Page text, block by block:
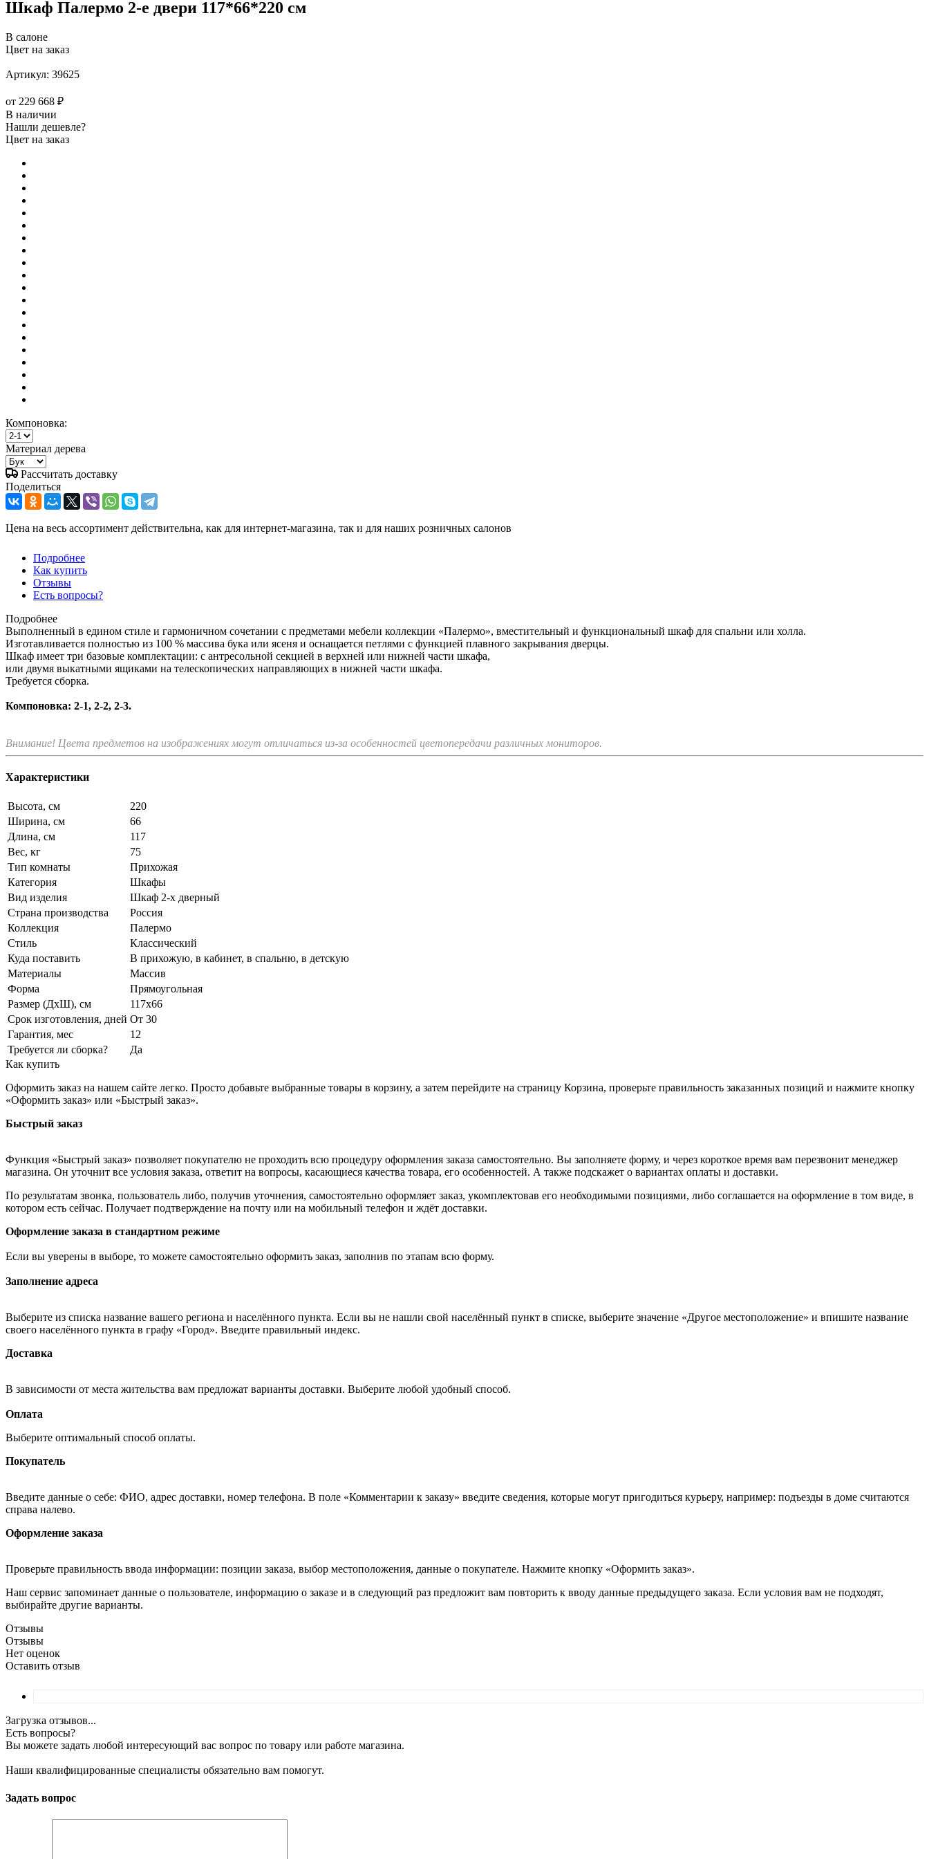
Шкаф Палермо 2-е двери 117*66*220 см
В салоне
Цвет на заказ
Артикул: 39625
от 229 668 ₽
В наличии
Нашли дешевле?
Цвет на заказ
Компоновка:
Материал дерева
Рассчитать доставку
Поделиться
Цена на весь ассортимент действительна, как для интернет-магазина, так и для наших розничных салонов
Подробнее
Как купить
Отзывы
Есть вопросы?
Подробнее
Выполненный в едином стиле и гармоничном сочетании с предметами мебели коллекции «Палермо», вместительный и функциональный шкаф для спальни или холла.
Изготавливается полностью из 100 % массива бука или ясеня и оснащается петлями с функцией плавного закрывания дверцы.
Шкаф имеет три базовые комплектации: c антресольной секцией в верхней или нижней части шкафа,
или двумя выкатными ящиками на телескопических направляющих в нижней части шкафа.
Требуется сборка.
Компоновка: 2-1, 2-2, 2-3.
Внимание! Цвета предметов на изображениях могут отличаться из-за особенностей цветопередачи различных мониторов.
Характеристики
Высота, см
220
Ширина, см
66
Длина, см
117
Вес, кг
75
Тип комнаты
Прихожая
Категория
Шкафы
Вид изделия
Шкаф 2-х дверный
Страна производства
Россия
Коллекция
Палермо
Стиль
Классический
Куда поставить
В прихожую, в кабинет, в спальню, в детскую
Материалы
Массив
Форма
Прямоугольная
Размер (ДхШ), см
117х66
Срок изготовления, дней От 30
Гарантия, мес
12
Требуется ли сборка?
Да
Как купить
Оформить заказ на нашем сайте легко. Просто добавьте выбранные товары в корзину, а затем перейдите на страницу Корзина, проверьте правильность заказанных позиций и нажмите кнопку
«Оформить заказ» или «Быстрый заказ».
Быстрый заказ
Функция «Быстрый заказ» позволяет покупателю не проходить всю процедуру оформления заказа самостоятельно. Вы заполняете форму, и через короткое время вам перезвонит менеджер
магазина. Он уточнит все условия заказа, ответит на вопросы, касающиеся качества товара, его особенностей. А также подскажет о вариантах оплаты и доставки.
По результатам звонка, пользователь либо, получив уточнения, самостоятельно оформляет заказ, укомплектовав его необходимыми позициями, либо соглашается на оформление в том виде, в
котором есть сейчас. Получает подтверждение на почту или на мобильный телефон и ждёт доставки.
Оформление заказа в стандартном режиме
Если вы уверены в выборе, то можете самостоятельно оформить заказ, заполнив по этапам всю форму.
Заполнение адреса
Выберите из списка название вашего региона и населённого пункта. Если вы не нашли свой населённый пункт в списке, выберите значение «Другое местоположение» и впишите название
своего населённого пункта в графу «Город». Введите правильный индекс.
Доставка
В зависимости от места жительства вам предложат варианты доставки. Выберите любой удобный способ.
Оплата
Выберите оптимальный способ оплаты.
Покупатель
Введите данные о себе: ФИО, адрес доставки, номер телефона. В поле «Комментарии к заказу» введите сведения, которые могут пригодиться курьеру, например: подъезды в доме считаются
справа налево.
Оформление заказа
Проверьте правильность ввода информации: позиции заказа, выбор местоположения, данные о покупателе. Нажмите кнопку «Оформить заказ».
Наш сервис запоминает данные о пользователе, информацию о заказе и в следующий раз предложит вам повторить к вводу данные предыдущего заказа. Если условия вам не подходят,
выбирайте другие варианты.
Отзывы
Отзывы
Нет оценок
Оставить отзыв
Загрузка отзывов...
Есть вопросы?
Вы можете задать любой интересующий вас вопрос по товару или работе магазина.
Наши квалифицированные специалисты обязательно вам помогут.
Задать вопрос